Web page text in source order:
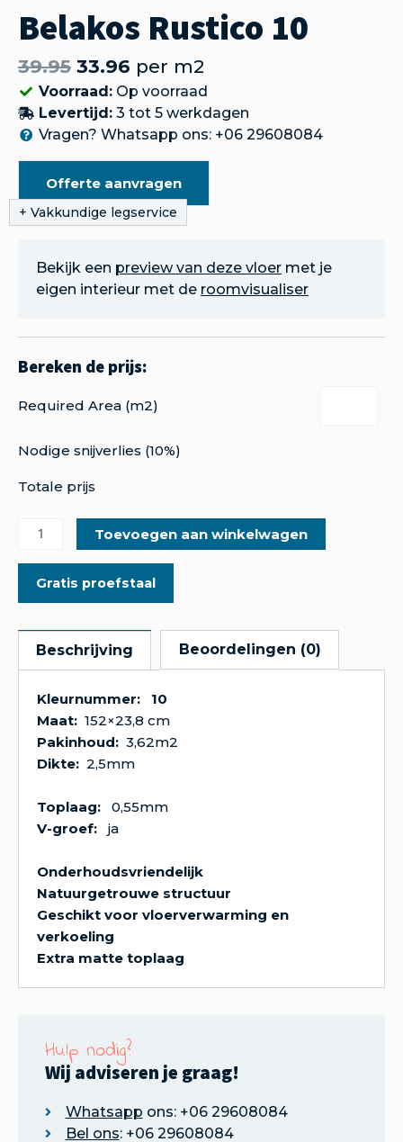
Belakos Rustico 10
39.95 33.96 per m2
Voorraad:Op voorraad
Levertijd:3 tot 5 werkdagen
Vragen? Whatsapp ons: +06 29608084
Offerte aanvragen
Bekijk een preview van deze vloer met je
eigen interieur met de roomvisualiser
Required Area (m2)
Nodige snijverlies (10%)
Totale prijs
Toevoegen aan winkelwagen
Gratis proefstaal
Beschrijving Beoordelingen (0)
Kleurnummer: 10
Maat: 152×23,8 cm
Pakinhoud: 3,62m2
Dikte: 2,5mm
Toplaag:
0,55mm
V-groef:
ja
Onderhoudsvriendelijk
Natuurgetrouwe structuur
Geschikt voor vloerverwarming en
verkoeling
Extra matte toplaag
Hulp nodig?
Wij adviseren je graag!
Whatsapp ons: +06 29608084
Bel ons: +06 29608084